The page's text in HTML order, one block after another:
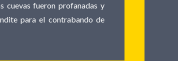
cuevas fueron profanadas y
para el contrabando de